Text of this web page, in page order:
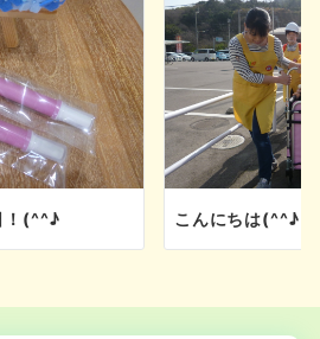
！(^^♪ こんにちは(^^♪